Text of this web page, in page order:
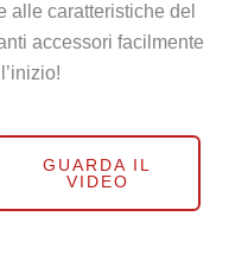
alle caratteristiche del
accessori facilmente
GUARDA IL
VIDEO